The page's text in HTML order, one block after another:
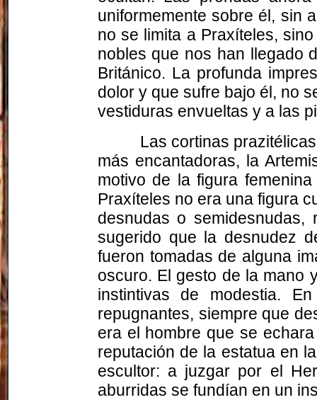
uniformemente sobre él, sin
no se limita a Praxíteles,
nobles que nos han llegado
Británico. La profunda
dolor y que sufre bajo él, no
vestiduras envueltas y a las
Las cortinas
más encantadoras, la
motivo de la figura
Praxíteles no era una figura
desnudas o
sugerido que la desnudez
fueron tomadas de alguna
oscuro. El gesto de la mano
instintivas de modestia.
repugnantes, siempre que
era el hombre que se
reputación de la estatua en
escultor: a juzgar por el
aburridas se fundían en un